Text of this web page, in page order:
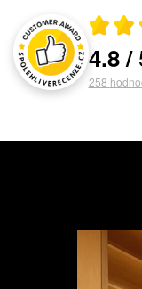
Průměrné
4.8/
258